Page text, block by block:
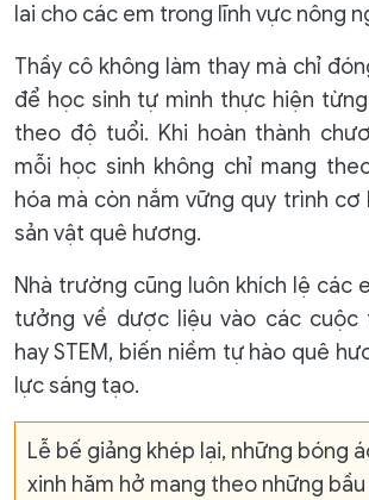
lai cho các em trong lĩnh vực nông
Thầy cô không làm thay mà chỉ
để học sinh tự mình thực hiện
theo độ tuổi. Khi hoàn thành
mỗi học sinh không chỉ mang
hóa mà còn nắm vững quy trình cơ
sản vật quê hương.
Nhà trường cũng luôn khích lệ các
tưởng về dược liệu vào các cuộc
hay STEM, biến niềm tự hào quê
lực sáng tạo.
Lễ bế giảng khép lại, những bóng
xinh hăm hở mang theo những